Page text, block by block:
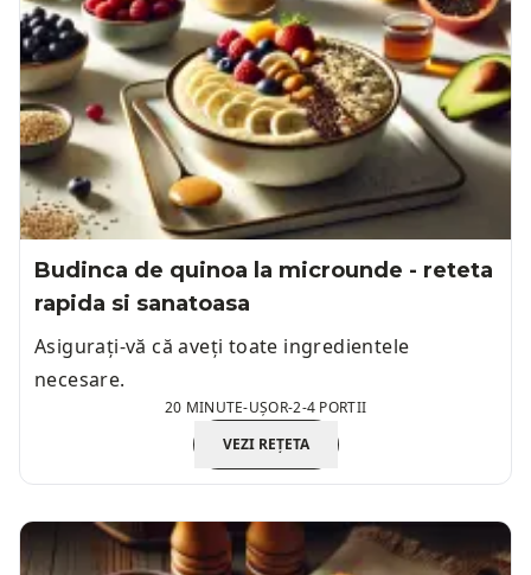
Budinca de quinoa la microunde - reteta
rapida si sanatoasa
Asigurați-vă că aveți toate ingredientele
necesare.
20 MINUTE-UȘOR-2-4 PORTII
VEZI REȚETA